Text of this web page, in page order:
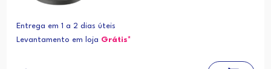
Entrega em 1 a 2 dias úteis
Levantamento em loja Grátis*